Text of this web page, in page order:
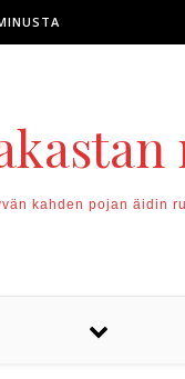
kahden pojan äidin